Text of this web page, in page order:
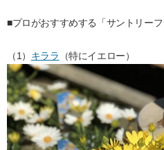
■プロがおすすめする「サントリー
（1） キララ （特にイエロー）